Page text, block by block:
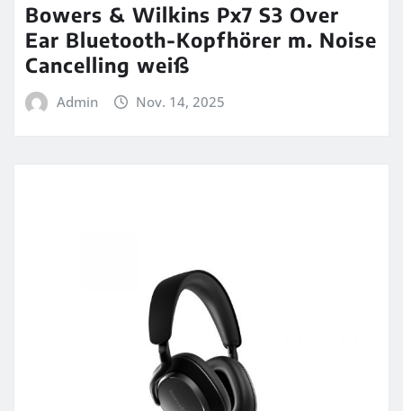
Bowers & Wilkins Px7 S3 Over
Ear Bluetooth-Kopfhörer m. Noise
Cancelling weiß
Admin Nov. 14, 2025